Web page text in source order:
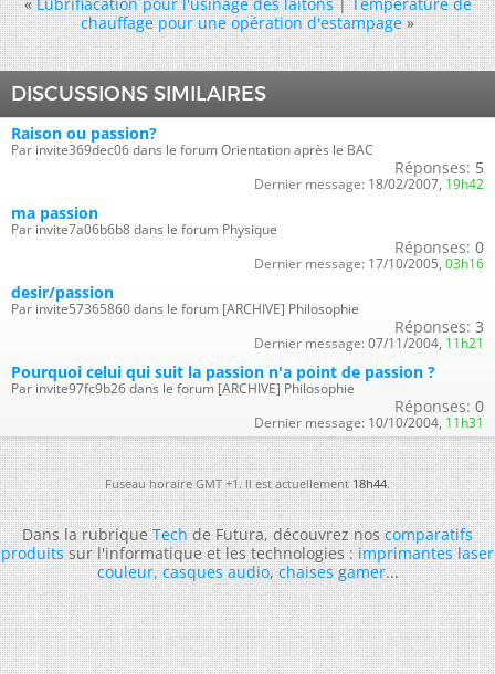
chauffage pour une opération d'estampage »
DISCUSSIONS SIMILAIRES
Raison ou passion?
Par invite369dec06 dans le forum Orientation après le BAC
Réponses: 5
Dernier message: 18/02/2007, 19h42
ma passion
Par invite7a06b6b8 dans le forum Physique
Réponses: 0
Dernier message: 17/10/2005, 03h16
desir/passion
Par invite57365860 dans le forum [ARCHIVE] Philosophie
Réponses: 3
Dernier message: 07/11/2004, 11h21
Pourquoi celui qui suit la passion n'a point de passion ?
Par invite97fc9b26 dans le forum [ARCHIVE] Philosophie
Réponses: 0
Dernier message: 10/10/2004, 11h31
Fuseau horaire GMT +1. Il est actuellement18h44.
Dans la rubriqueTechde Futura, découvrez noscomparatifs
produitssur l'informatique et les technologies :imprimantes laser
couleur,casques audio,chaises gamer...